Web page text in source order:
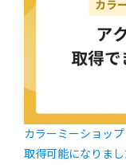
カラーミーショップ
取得可能になりまし